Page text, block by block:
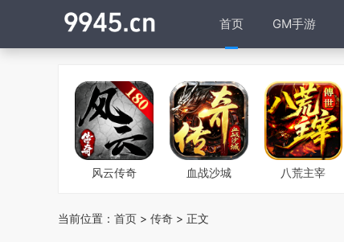
首页 GM手游
风云传奇 血战沙城 八荒主宰
当前位置： 首页 > 传奇 > 正文